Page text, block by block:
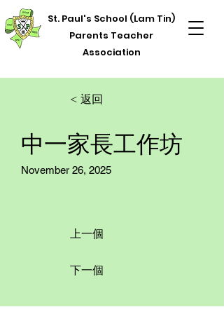
St. Paul's School (Lam Tin)
Parents Teacher
Association
< 返回
上一個
中一家長工作坊
November 26, 2025
下一個